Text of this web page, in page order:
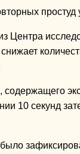
Центра
10 секунд